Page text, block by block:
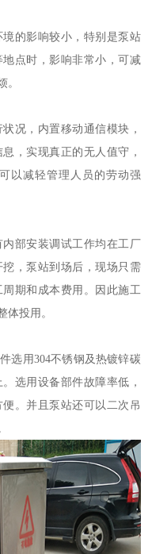
的影响较小，特别是泵站
点时，影响非常小，可减
。
况，内置移动通信模块，
，实现真正的无人值守，
以减轻管理人员的劳动强
部安装调试工作均在工厂
，泵站到场后，现场只需
期和成本费用。因此施工
体投用。
选用304不锈钢及热镀锌碳
选用设备部件故障率低，
。并且泵站还可以二次吊